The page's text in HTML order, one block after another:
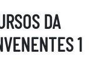
DA
1